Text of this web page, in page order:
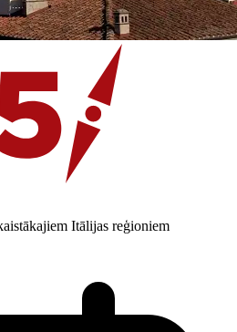
Itālijas reģioniem